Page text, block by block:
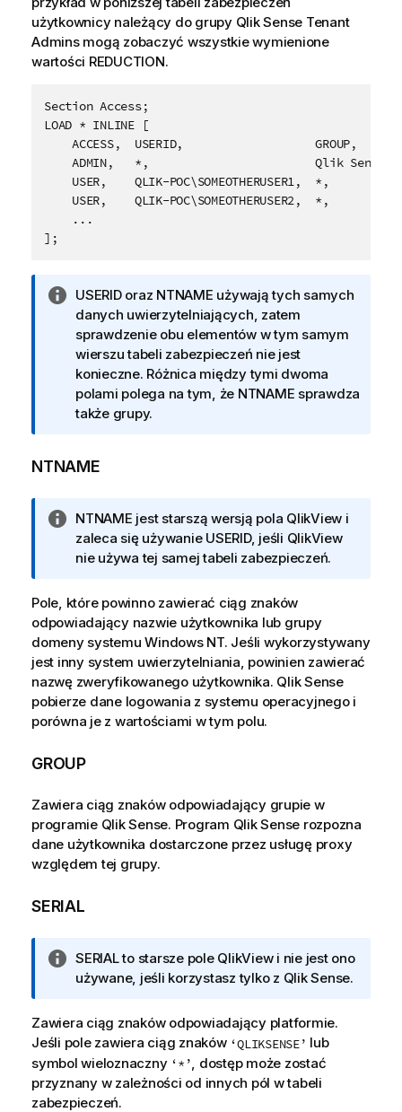
użytkownicy należący do grupy Qlik Sense Tenant
Admins mogą zobaczyć wszystkie wymienione
wartości REDUCTION.
Section Access;
LOAD * INLINE [
ACCESS,  USERID,                   GROUP,
ADMIN,   *,                        Qlik Sense
USER,    QLIK-POC\SOMEOTHERUSER1,  *,
USER,    QLIK-POC\SOMEOTHERUSER2,  *,
    ...
I
n
f
o
r
m
a
a
USERIDoraz NTNAME używają tych samych
danych uwierzytelniających, zatem
sprawdzenie obu elementów w tym samym
wierszu tabeli zabezpieczeń nie jest
konieczne. Różnica między tymi dwoma
polami polega na tym, że NTNAME sprawdza
także grupy.
NTNAME
I
n
f
r
m
a
c
j
a
NTNAME jest starszą wersją pola QlikView i
zaleca się używanie USERID, jeśli QlikView
nie używa tej samej tabeli zabezpieczeń.
Pole, które powinno zawierać ciąg znaków
odpowiadający nazwie użytkownika lub grupy
domeny systemu Windows NT. Jeśli wykorzystywany
jest inny system uwierzytelniania, powinien zawierać
nazwę zweryfikowanego użytkownika. Qlik Sense
pobierze dane logowania z systemu operacyjnego i
porówna je z wartościami w tym polu.
GROUP
Zawiera ciąg znaków odpowiadający grupie w
programie Qlik Sense. Program Qlik Sense rozpozna
dane użytkownika dostarczone przez usługę proxy
względem tej grupy.
SERIAL
I
n
o
r
m
a
c
SERIAL to starsze pole QlikViewi nie jest ono
używane, jeśli korzystasz tylko z Qlik Sense.
Zawiera ciąg znaków odpowiadający platformie.
Jeśli pole zawiera ciąg znaków ‘QLIKSENSE’ lub
symbol wieloznaczny ‘*’ , dostęp może zostać
przyznany w zależności od innych pól w tabeli
zabezpieczeń.